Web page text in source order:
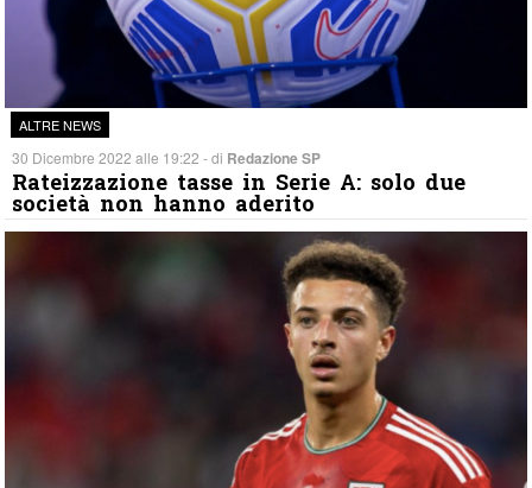
ALTRE NEWS
30 Dicembre 2022 alle 19:22 - di Redazione SP
Rateizzazione tasse in Serie A: solo due
società non hanno aderito